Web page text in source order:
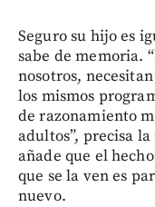
Seguro su hijo es
sabe de memoria.
nosotros,
los mismos
de razonamiento
adultos”, precisa
añade que el
que se la ven es
nuevo.